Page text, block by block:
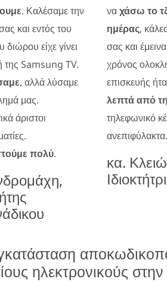
. Καλέσαμε την
και εντός του
είχε γίνει
της Samsung TV.
, αλλά λύσαμε
μας.
άριστοι
πολύ.
ναχάσω το
ημέρας,
σας και
χρόνος
επισκευής
λεπτά από
τηλεφωνικό
ανεπιφύλακτα.
κα.
ηλεκτρονικούς